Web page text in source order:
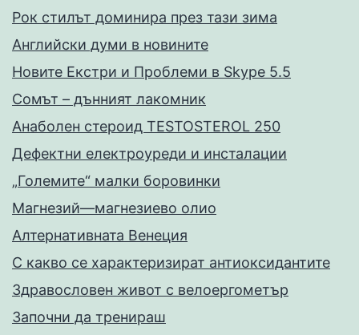
Рок стилът доминира през тази зима
Английски думи в новините
Новите Екстри и Проблеми в Skype 5.5
Сомът – дънният лакомник
Анаболен стероид TESTOSTEROL 250
Дефектни електроуреди и инсталации
„Големите“ малки боровинки
Магнезий—магнезиево олио
Алтернативната Венеция
С какво се характеризират антиоксидантите
Здравословен живот с велоергометър
Запoчни да тренираш